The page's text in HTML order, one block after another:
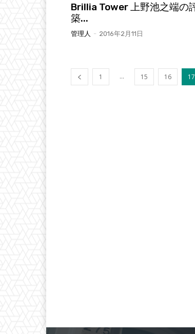
Brillia Tower 上野池之端の
築...
管理人 - 2016年2月11日
1 ... 15 16 17